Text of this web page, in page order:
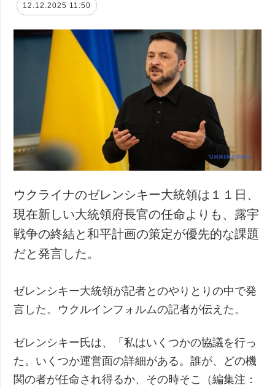
政治
経済・復興
防衛
社会・文化
スポーツ
犯罪
事故・緊急事態
追加
特集
インタビュー
写真
動画
サービス
購読
フォトバンク
12.12.2025 11:50
ウクライナのゼレンシキー大統領は１１日、
現在新しい大統領府長官の任命よりも、露宇
戦争の終結と和平計画の策定が優先的な課題
だと発言した。
ゼレンシキー大統領が記者とのやりとりの中で発
言した。ウクルインフォルムの記者が伝えた。
ゼレンシキー氏は、「私はいくつかの協議を行っ
た。いくつか運営面の詳細がある。誰が、どの機
関の者が任命され得るか、その時そこ（編集注：